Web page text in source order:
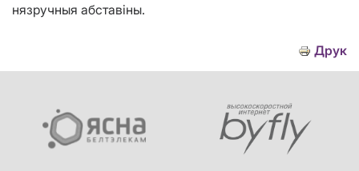
нязручныя абставiны.
Друк